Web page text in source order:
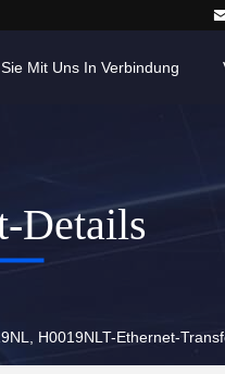
Mit Uns In Verbindung
Details
H0019NLT-Ethernet-